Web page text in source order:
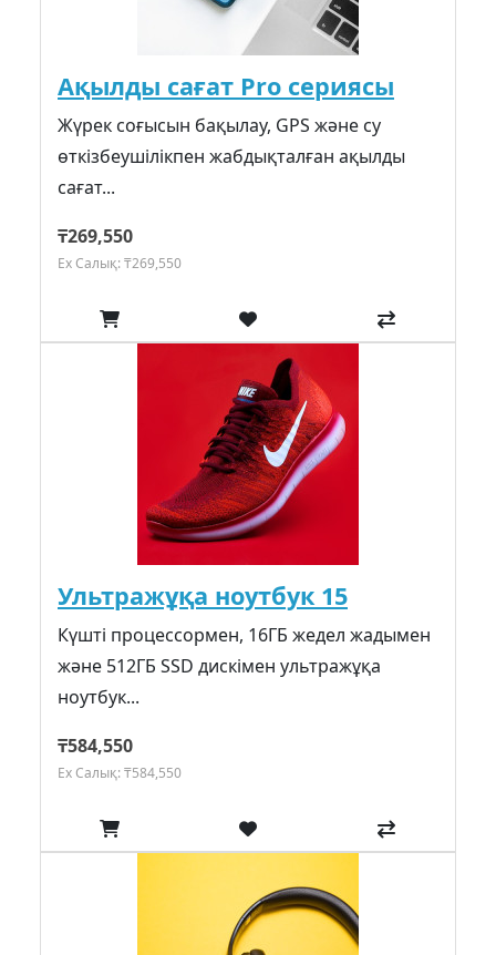
Ақылды сағат Pro сериясы
Жүрек соғысын бақылау, GPS және су
өткізбеушілікпен жабдықталған ақылды
сағат...
₸269,550
Ex Салық: ₸269,550
Ультражұқа ноутбук 15
Күшті процессормен, 16ГБ жедел жадымен
және 512ГБ SSD дискімен ультражұқа
ноутбук...
₸584,550
Ex Салық: ₸584,550